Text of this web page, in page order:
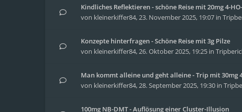
Kindliches Reflektieren - schöne Reise mit 20mg 4-
von kleinerkiffer84,23. November 2025, 19:07 in
Konzepte hinterfragen - Schöne Reise mit 3g Pilze
von kleinerkiffer84,26. Oktober 2025, 19:25 in
Man kommt alleine und geht alleine - Trip mit 30mg
von kleinerkiffer84,28. September 2025, 19:30 in
100mg NB-DMT - Auflösung einer Cluster-Illusion